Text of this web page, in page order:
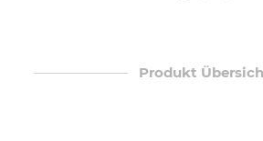
Produkt Übersicht